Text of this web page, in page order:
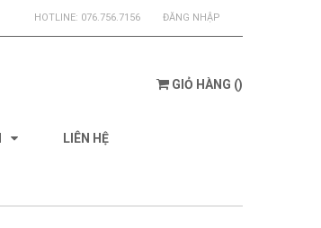
HOTLINE: 076.756.7156 ĐĂNG NHẬP
GIỎ HÀNG ()
LIÊN HỆ